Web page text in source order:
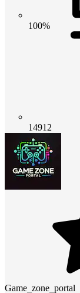
100%
14912
Game_zone_portal